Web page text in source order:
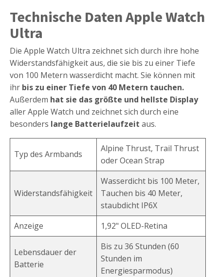
Technische Daten Apple Watch
Ultra
Die Apple Watch Ultra zeichnet sich durch ihre hohe
Widerstandsfähigkeit aus, die sie bis zu einer Tiefe
von 100 Metern wasserdicht macht. Sie können mit
ihr bis zu einer Tiefe von 40 Metern tauchen.
Außerdem hat sie das größte und hellste Display
aller Apple Watch und zeichnet sich durch eine
besonders lange Batterielaufzeit aus.
Typ des Armbands
Alpine Thrust, Trail Thrust
oder Ocean Strap
Widerstandsfähigkeit
Wasserdicht bis 100 Meter,
Tauchen bis 40 Meter,
staubdicht IP6X
Anzeige
1,92" OLED-Retina
Lebensdauer der
Batterie
Bis zu 36 Stunden (60
Stunden im
Energiesparmodus)